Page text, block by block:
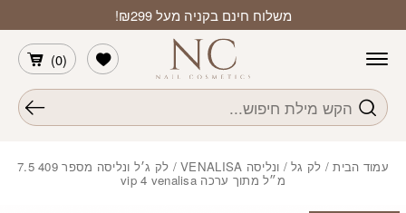
משלוח חינם בקניה מעל ₪299!
חיפוש
(
0
)
הרשימה שלי
עמוד הבית/ לק גל/ ונליסה VENALISA / לק ג׳ל ונליסה מספר 409 7.5
מ״ל מתוך ערכה vip 4 venalisa